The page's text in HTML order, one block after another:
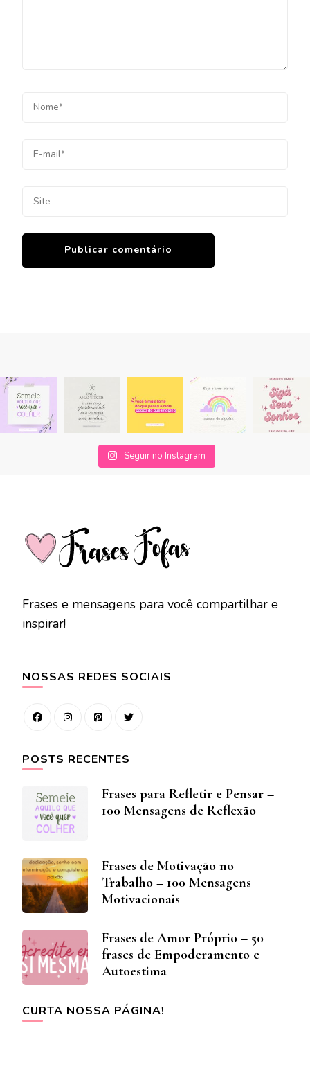
Seguir no Instagram
Frases e mensagens para você compartilhar e
inspirar!
NOSSAS REDES SOCIAIS
POSTS RECENTES
Frases para Refletir e Pensar –
100 Mensagens de Reflexão
Frases de Motivação no
Trabalho – 100 Mensagens
Motivacionais
Frases de Amor Próprio – 50
frases de Empoderamento e
Autoestima
CURTA NOSSA PÁGINA!